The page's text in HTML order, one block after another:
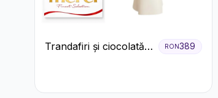
Trandafiri și ciocolată
RON389